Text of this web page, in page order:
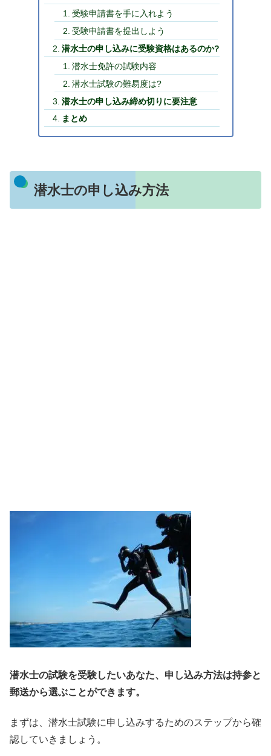
受験申請書を手に入れよう
受験申請書を提出しよう
潜水士の申し込みに受験資格はあるのか?
潜水士免許の試験内容
潜水士試験の難易度は?
潜水士の申し込み締め切りに要注意
まとめ
潜水士の申し込み方法
潜水士の試験を受験したいあなた、申し込み方法は持参と
郵送から選ぶことができます。
まずは、潜水士試験に申し込みするためのステップから確
認していきましょう。